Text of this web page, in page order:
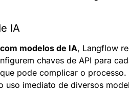
IA
modelos de IA, Langflow
chaves de API para
pode complicar o processo.
uso imediato de diversos